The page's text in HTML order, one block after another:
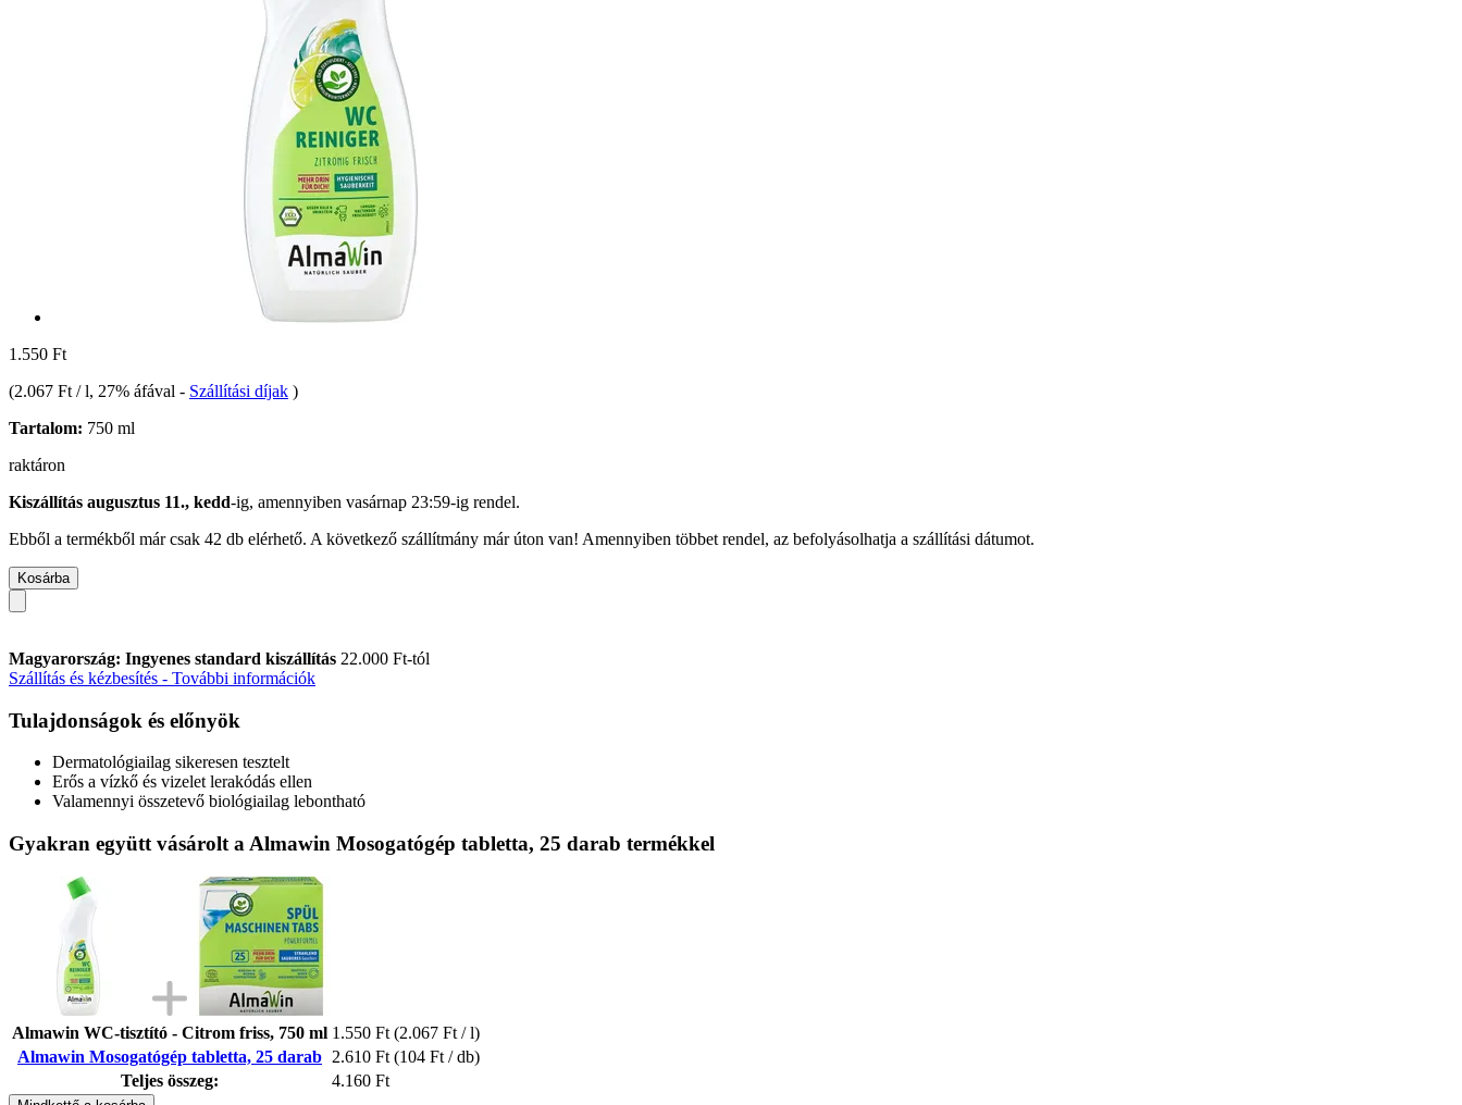
1.550 Ft
(2.067 Ft / l, 27% áfával - Szállítási díjak )
Tartalom: 750 ml
raktáron
Kiszállítás augusztus 11., kedd-ig, amennyiben vasárnap 23:59-ig rendel.
Ebből a termékből már csak 42 db elérhető. A következő szállítmány már úton van! Amennyiben többet rendel, az befolyásolhatja a szállítási dátumot.
Kosárba
Magyarország: Ingyenes standard kiszállítás 22.000 Ft-tól
Szállítás és kézbesítés - További információk
Tulajdonságok és előnyök
Dermatológiailag sikeresen tesztelt
Erős a vízkő és vizelet lerakódás ellen
Valamennyi összetevő biológiailag lebontható
Gyakran együtt vásárolt a Almawin Mosogatógép tabletta, 25 darab termékkel
Almawin WC-tisztító - Citrom friss, 750 ml 1.550 Ft (2.067 Ft / l)
Almawin Mosogatógép tabletta, 25 darab 2.610 Ft (104 Ft / db)
Teljes összeg:
4.160 Ft